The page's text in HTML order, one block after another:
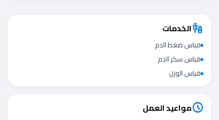
vaccinesالخدمات
قياس ضغط الدم
قياس سكر الدم
قياس الوزن
scheduleمواعيد العمل